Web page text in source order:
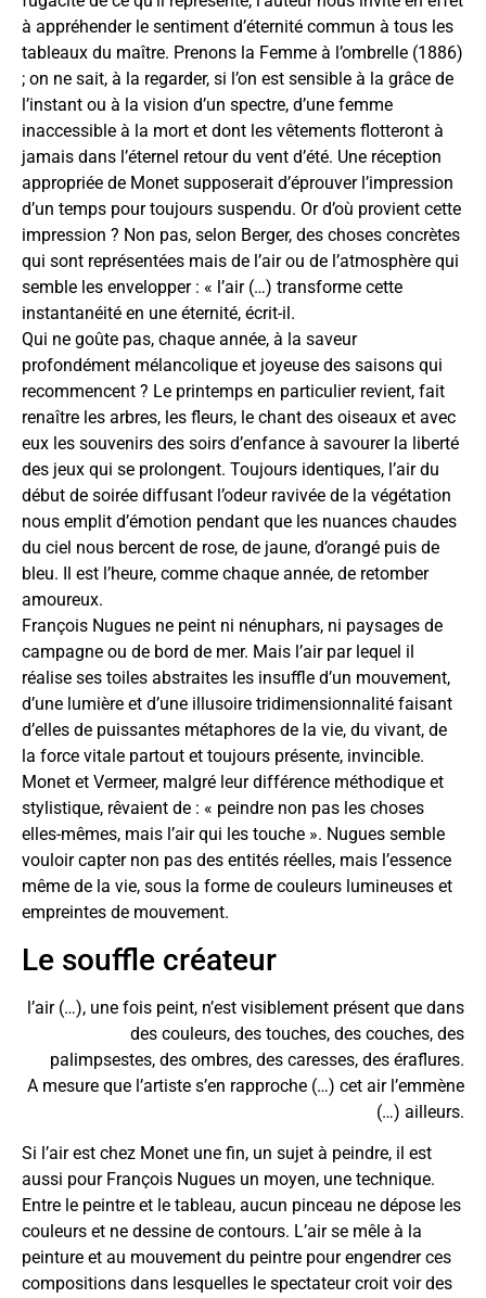
à appréhender le sentiment d’éternité commun à tous les
tableaux du maître. Prenons la Femme à l’ombrelle (1886)
; on ne sait, à la regarder, si l’on est sensible à la grâce de
l’instant ou à la vision d’un spectre, d’une femme
inaccessible à la mort et dont les vêtements flotteront à
jamais dans l’éternel retour du vent d’été. Une réception
appropriée de Monet supposerait d’éprouver l’impression
d’un temps pour toujours suspendu. Or d’où provient cette
impression ? Non pas, selon Berger, des choses concrètes
qui sont représentées mais de l’air ou de l’atmosphère qui
semble les envelopper : « l’air (…) transforme cette
instantanéité en une éternité, écrit-il.
Qui ne goûte pas, chaque année, à la saveur
profondément mélancolique et joyeuse des saisons qui
recommencent ? Le printemps en particulier revient, fait
renaître les arbres, les fleurs, le chant des oiseaux et avec
eux les souvenirs des soirs d’enfance à savourer la liberté
des jeux qui se prolongent. Toujours identiques, l’air du
début de soirée diffusant l’odeur ravivée de la végétation
nous emplit d’émotion pendant que les nuances chaudes
du ciel nous bercent de rose, de jaune, d’orangé puis de
bleu. Il est l’heure, comme chaque année, de retomber
amoureux.
François Nugues ne peint ni nénuphars, ni paysages de
campagne ou de bord de mer. Mais l’air par lequel il
réalise ses toiles abstraites les insuffle d’un mouvement,
d’une lumière et d’une illusoire tridimensionnalité faisant
d’elles de puissantes métaphores de la vie, du vivant, de
la force vitale partout et toujours présente, invincible.
Monet et Vermeer, malgré leur différence méthodique et
stylistique, rêvaient de : « peindre non pas les choses
elles-mêmes, mais l’air qui les touche ». Nugues semble
vouloir capter non pas des entités réelles, mais l’essence
même de la vie, sous la forme de couleurs lumineuses et
empreintes de mouvement.
Le souffle créateur
l’air (…), une fois peint, n’est visiblement présent que dans
des couleurs, des touches, des couches, des
palimpsestes, des ombres, des caresses, des éraflures.
A mesure que l’artiste s’en rapproche (…) cet air l’emmène
(…) ailleurs.
Si l’air est chez Monet une fin, un sujet à peindre, il est
aussi pour François Nugues un moyen, une technique.
Entre le peintre et le tableau, aucun pinceau ne dépose les
couleurs et ne dessine de contours. L’air se mêle à la
peinture et au mouvement du peintre pour engendrer ces
compositions dans lesquelles le spectateur croit voir des